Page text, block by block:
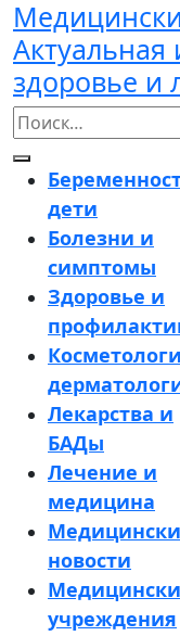
Перейти
содержимому
здоровье и
Кнопка
Открыть
дети
Болезни и
симптомы
Здоровье и
Лекарства и
БАДы
Лечение и
медицина
новости
учреждения